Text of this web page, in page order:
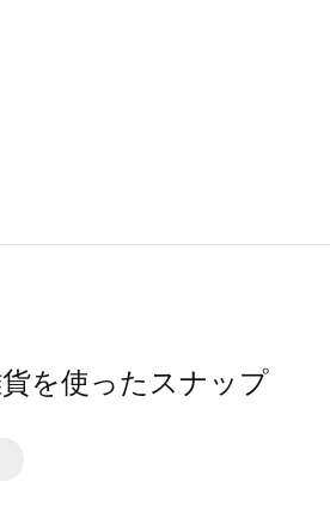
を使ったスナップ